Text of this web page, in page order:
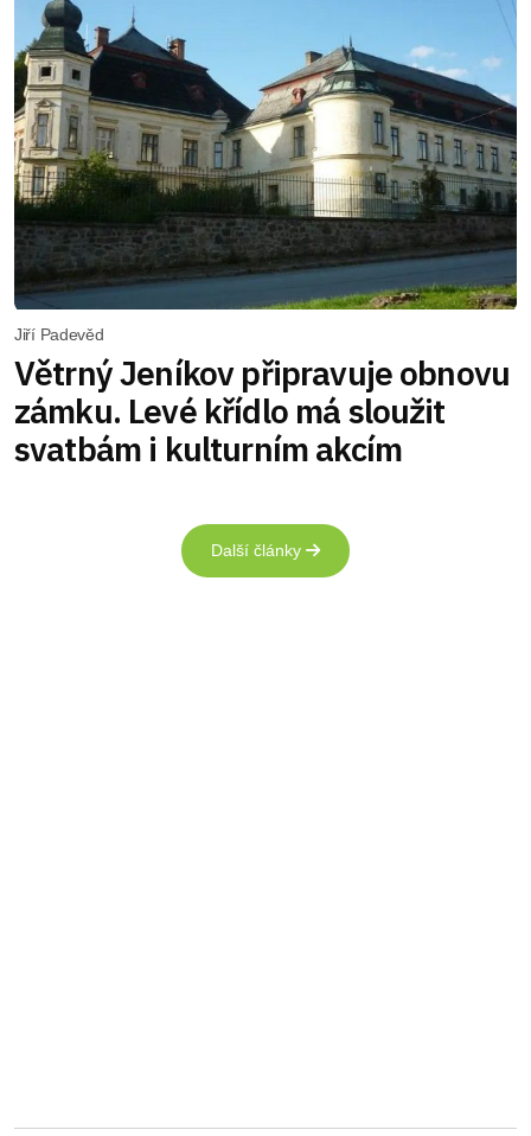
Jiří Padevěd
Větrný Jeníkov připravuje obnovu
zámku. Levé křídlo má sloužit
svatbám i kulturním akcím
Další články